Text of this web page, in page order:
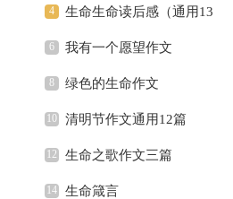
生命生命读后感（通用13
篇）我有一个愿望作文
绿色的生命作文
清明节作文通用12篇
生命之歌作文三篇
生命箴言